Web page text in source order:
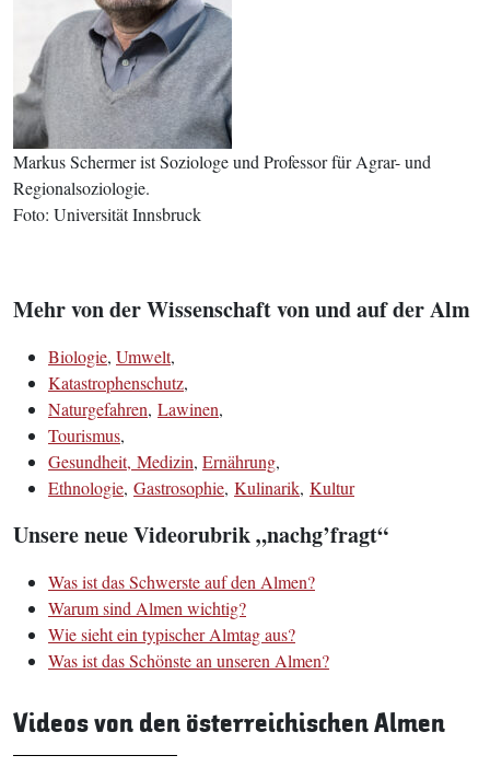
Markus Schermer ist Soziologe und Professor für Agrar- und
Regionalsoziologie.
Foto: Universität Innsbruck
Mehr von der Wissenschaft von und auf der Alm
Biologie, Umwelt,
Katastrophenschutz,
Naturgefahren, Lawinen,
Tourismus,
Gesundheit, Medizin, Ernährung,
Ethnologie, Gastrosophie, Kulinarik, Kultur
Unsere neue Videorubrik „nachg’fragt“
Was ist das Schwerste auf den Almen?
Warum sind Almen wichtig?
Wie sieht ein typischer Almtag aus?
Was ist das Schönste an unseren Almen?
Videos von den österreichischen Almen